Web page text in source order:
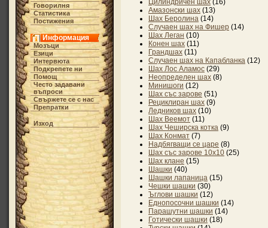
Говорилня
Статистика
Постижения
Информация
Мозъци
Езици
Интервюта
Подкрепете ни
Помощ
Често задавани
въпроси
Свържете се с нас
Препратки
Изход
Цилиндричен шах (16)
Амазонски шах (13)
Шах Беролина (14)
Случаен шах на Фишер (14)
Шах Леган (10)
Конен шах (11)
Грандшах (11)
Случаен шах на Капабланка (12)
Шах Лос Аламос (29)
Неопределен шах (8)
Минишоги (12)
Шах със зарове (51)
Рециклиран шах (9)
Ледников шах (10)
Шах Веемот (11)
Шах Чеширска котка (9)
Шах Конмат (7)
Надбягващи се царе (8)
Шах със зарове 10х10 (25)
Шах клане (15)
Шашки (40)
Шашки лапаница (15)
Чешки шашки (30)
Ъглови шашки (12)
Еднопосочни шашки (14)
Парашутни шашки (14)
Готически шашки (18)